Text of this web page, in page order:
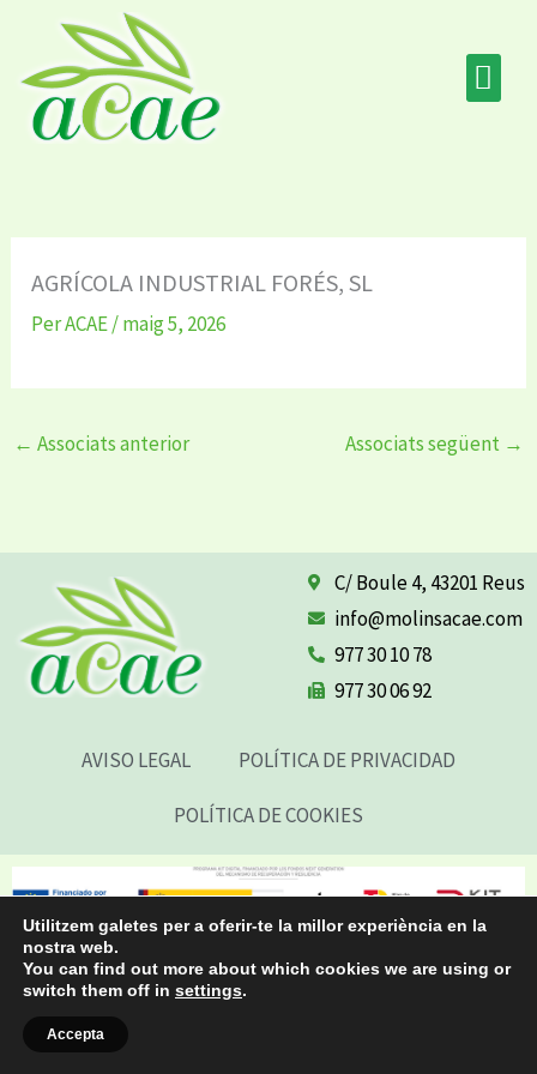
contingut
AGRÍCOLA INDUSTRIAL FORÉS, SL
PerACAE/maig 5, 2026
← Associats anterior Associats següent →
C/ Boule 4, 43201 Reus
info@molinsacae.com
977 30 10 78
977 30 06 92
AVISO LEGAL POLÍTICA DE PRIVACIDAD
POLÍTICA DE COOKIES
Utilitzem galetes per a oferir-te la millor experiència en la
nostra web.
You can find out more about which cookies we are using or
switch them off in settings.
Accepta